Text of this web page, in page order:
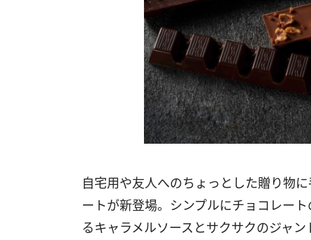
自宅用や友人へのちょっとした贈り物
ートが新登場。シンプルにチョコレー
るキャラメルソースとサクサクのジャ